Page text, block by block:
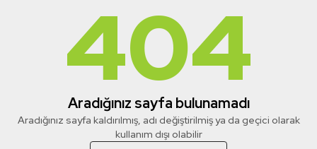
404
Aradığınız sayfa bulunamadı
Aradığınız sayfa kaldırılmış, adı değiştirilmiş ya da geçici olarak
kullanım dışı olabilir